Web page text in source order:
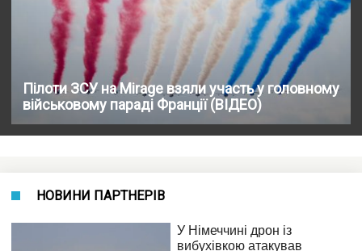
Пілоти ЗСУ на Mirage взяли участь у головному
військовому параді Франції (ВІДЕО)
НОВИНИ ПАРТНЕРІВ